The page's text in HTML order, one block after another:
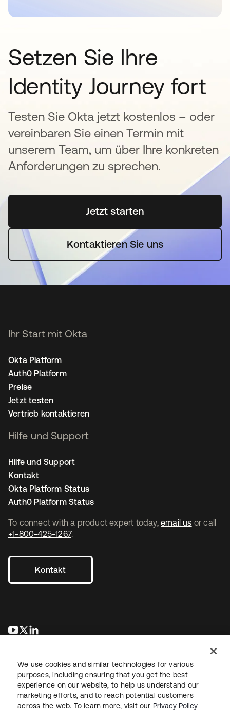
Setzen Sie Ihre
Identity Journey fort
Testen Sie Okta jetzt kostenlos – oder
vereinbaren Sie einen Termin mit
unserem Team, um über Ihre konkreten
Anforderungen zu sprechen.
Jetzt startenwird in einer neuen
Kontaktieren Sie uns
To connect with a product expert today, email us or call
+1-800-425-1267.
Kontakt
wird in einer neuen Registerkarte geöffnet
wird in einer neuen Registerkarte geöffnet
Ihr Start mit Okta
Okta Platform
Auth0 Platform
Preise
Jetzt testen
Vertrieb kontaktieren
Hilfe und Support
Hilfe und Support
Kontakt
Okta Platform Status
Auth0 Platform Status
RechtDatenschutzrichtlinieNutzungsbedingungenSicherheit
We use cookies and similar technologies for various
purposes, including ensuring that you get the best
experience on our website, to help us understand our
marketing efforts, and to reach potential customers
across the web. To learn more, visit our Privacy Policy